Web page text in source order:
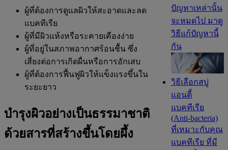
ผู้ที่ต้องการดูแลผิวให้สะอาดและลด
แบคทีเรีย
ผู้ที่มีผิวแห้งหรือระคายเคืองง่าย
ผู้ที่อยู่ในสภาพอากาศร้อนชื้น ซึ่ง
เสี่ยงต่อการเกิดผื่นหรือการอักเสบ
ผู้ที่ต้องการฟื้นฟูผิวให้แข็งแรงขึ้นใน
ระยะยาว
บำรุงผิวอย่างเป็นธรรมาชาติ
ด้วยสารที่สร้างขึ้นโดยผึ้ง
ปัญหาเหล่านั้น
จะหมดไป มาดู
วิธีแก้ปัญหานี้
กัน
วิธีเลือกสบู่
แอนตี้
แบคทีเรีย
(Anti-bacteria)
ที่เหมาะกับคุณ
แบคทีเรีย ที่มี